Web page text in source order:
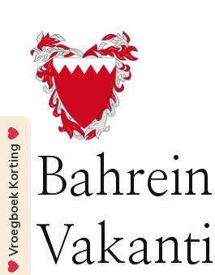
Bahrein
Vroegboek Korting